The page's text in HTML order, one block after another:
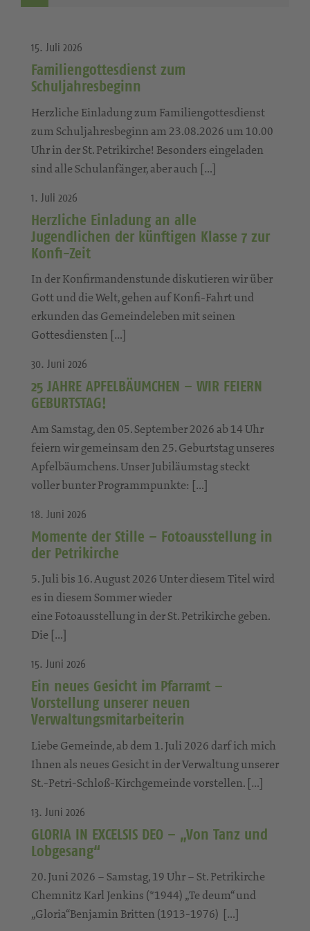
15. Juli 2026
Familiengottesdienst zum
Schuljahresbeginn
Herzliche Einladung zum Familiengottesdienst
zum Schuljahresbeginn am 23.08.2026 um 10.00
Uhr in der St. Petrikirche! Besonders eingeladen
sind alle Schulanfänger, aber auch […]
1. Juli 2026
Herzliche Einladung an alle
Jugendlichen der künftigen Klasse 7 zur
Konfi-Zeit
In der Konfirmandenstunde diskutieren wir über
Gott und die Welt, gehen auf Konfi-Fahrt und
erkunden das Gemeindeleben mit seinen
Gottesdiensten […]
30. Juni 2026
25 JAHRE APFELBÄUMCHEN – WIR FEIERN
GEBURTSTAG!
Am Samstag, den 05. September 2026 ab 14 Uhr
feiern wir gemeinsam den 25. Geburtstag unseres
Apfelbäumchens. Unser Jubiläumstag steckt
voller bunter Programmpunkte: […]
18. Juni 2026
Momente der Stille – Fotoausstellung in
der Petrikirche
5. Juli bis 16. August 2026 Unter diesem Titel wird
es in diesem Sommer wieder
eine Fotoausstellung in der St. Petrikirche geben.
Die […]
15. Juni 2026
Ein neues Gesicht im Pfarramt –
Vorstellung unserer neuen
Verwaltungsmitarbeiterin
Liebe Gemeinde, ab dem 1. Juli 2026 darf ich mich
Ihnen als neues Gesicht in der Verwaltung unserer
St.-Petri-Schloß-Kirchgemeinde vorstellen. […]
13. Juni 2026
GLORIA IN EXCELSIS DEO – „Von Tanz und
Lobgesang“
20. Juni 2026 – Samstag, 19 Uhr – St. Petrikirche
Chemnitz Karl Jenkins (*1944) „Te deum“ und
„Gloria“Benjamin Britten (1913-1976) […]